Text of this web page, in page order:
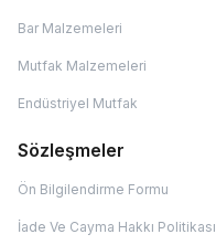
Bar Malzemeleri
Mutfak Malzemeleri
Endüstriyel Mutfak
Sözleşmeler
Ön Bilgilendirme Formu
İade Ve Cayma Hakkı Politikası